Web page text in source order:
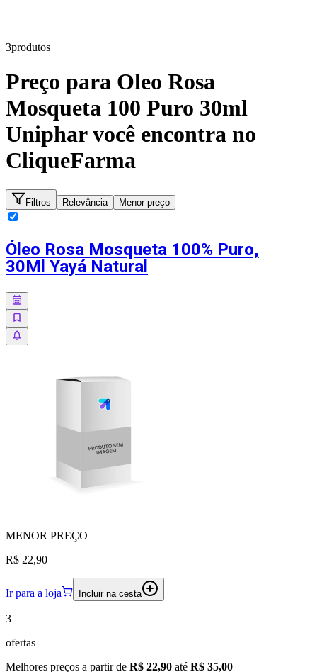
3produtos
Preço para Oleo Rosa
Mosqueta 100 Puro 30ml
Unipharvocê encontra no
CliqueFarma
Filtros Relevância Menor preço
Óleo Rosa Mosqueta 100% Puro,
30Ml Yayá Natural
MENOR PREÇO
R$ 22,90
Ir para a loja Incluir na cesta
3
ofertas
Melhores preços a partir de R$ 22,90 até R$ 35,00